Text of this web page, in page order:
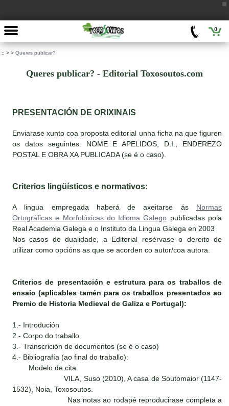
0
:: > > Queres publicar?
Queres publicar? - Editorial Toxosoutos.com
PRESENTACIÓN DE ORIXINAIS
Enviarase xunto coa proposta editorial unha ficha na que figuren
os datos seguintes: NOME E APELIDOS, D.I., ENDEREZO
POSTAL E OBRA XA PUBLICADA (se é o caso).
Criterios lingüísticos e normativos:
A lingua empregada haberá de axeitarse ás Normas
Ortográficas e Morfolóxicas do Idioma Galego publicadas pola
Real Academia Galega e o Instituto da Lingua Galega en 2003
Nos casos de dualidade, a Editorial resérvase o dereito de
utilizar como opcións as que se acorden co autor/coa autora.
Criterios de presentación e estrutura para os traballos de
ensaio (aplicables tamén para os traballos presentados ao
Premio de Historia Medieval de Galiza e Portugal):
1.- Introdución
2.- Corpo do traballo
3.- Transcrición de documentos (se é o caso)
4.- Bibliografía (ao final do traballo):
Modelo de cita:
VILA, Suso (2010), A casa de Soutomaior (1147-
1532), Noia, Toxosoutos.
Nas notas ao rodapé reproducirase completa a